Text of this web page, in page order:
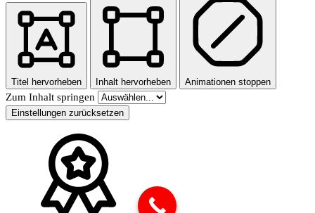
Titel hervorheben Inhalt hervorheben Animationen stoppen
Zum Inhalt springen
Einstellungen zurücksetzen